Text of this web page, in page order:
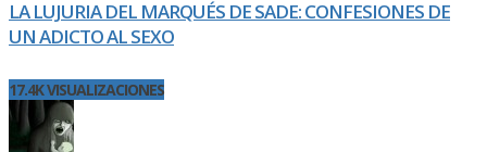
LA LUJURIA DEL MARQUÉS DE SADE: CONFESIONES DE
UN ADICTO AL SEXO
17.4K VISUALIZACIONES